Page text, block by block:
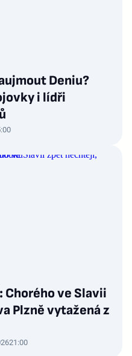
Deniu?
i lídři
Chorého ve Slavii
Plzně vytažená z
21:00